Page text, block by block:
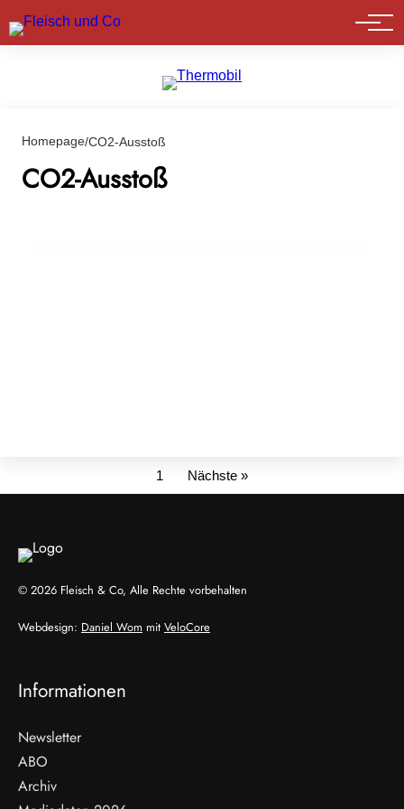
Marktführer
Homepage/CO2-Ausstoß
CO2-Ausstoß
06. März 2024
Debatte um Laborfleisch in Österreich:
Parteien im Dialog über die Zukunft der
1 Nächste »
© 2026 Fleisch & Co, Alle Rechte vorbehalten
Webdesign: Daniel Wom mit VeloCore
Informationen
Newsletter
ABO
Archiv